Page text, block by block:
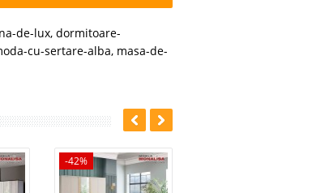
de-lux, dormitoare-
cu-sertare-alba, masa-de-
-42%